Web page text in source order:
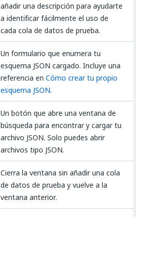
añadir una descripción para ayudarte
a identificar fácilmente el uso de
cada cola de datos de prueba.
Un formulario que enumera tu
esquema JSON cargado. Incluye una
referencia en Cómo crear tu propio
esquema JSON.
Un botón que abre una ventana de
búsqueda para encontrar y cargar tu
archivo JSON. Solo puedes abrir
archivos tipo JSON.
Cierra la ventana sin añadir una cola
de datos de prueba y vuelve a la
ventana anterior.